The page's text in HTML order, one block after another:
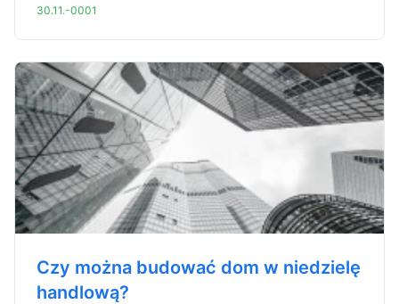
30.11.-0001
Czy można budować dom w niedzielę
handlową?